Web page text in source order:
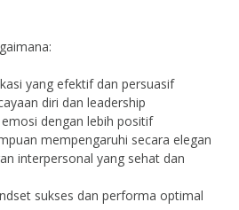
yang efektif dan persuasif
diri dan leadership
dengan lebih positif
mempengaruhi secara elegan
interpersonal yang sehat dan
sukses dan performa optimal